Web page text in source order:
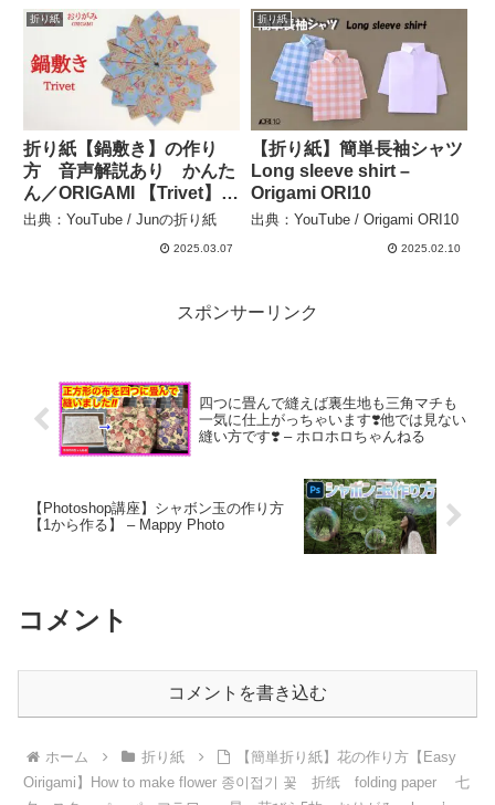
折り紙
折り紙【鍋敷き】の作り
方 音声解説あり かんた
ん／ORIGAMI 【Trivet】
with subtitles – Junの折り
出典：YouTube / Junの折り紙
2025.03.07
折り紙
【折り紙】簡単長袖シャツ
Long sleeve shirt –
Origami ORI10
出典：YouTube / Origami ORI10
2025.02.10
スポンサーリンク
四つに畳んで縫えば裏生地も三角マチも
一気に仕上がっちゃいます❣️他では見ない
縫い方です❣️ – ホロホロちゃんねる
【Photoshop講座】シャボン玉の作り方
【1から作る】 – Mappy Photo
コメント
コメントを書き込む
ホーム 折り紙
【簡単折り紙】花の作り方【Easy
Oirigami】How to make flower 종이접기 꽃 折纸 folding paper 七